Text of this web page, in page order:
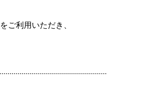
をご利用いただき、